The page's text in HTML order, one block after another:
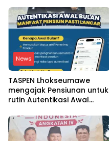
mahkota Saudi dan PM
Pakistan
News
TASPEN Lhokseumawe
mengajak Pensiunan untuk
rutin Autentikasi Awal
Pensiun tetap Lancar